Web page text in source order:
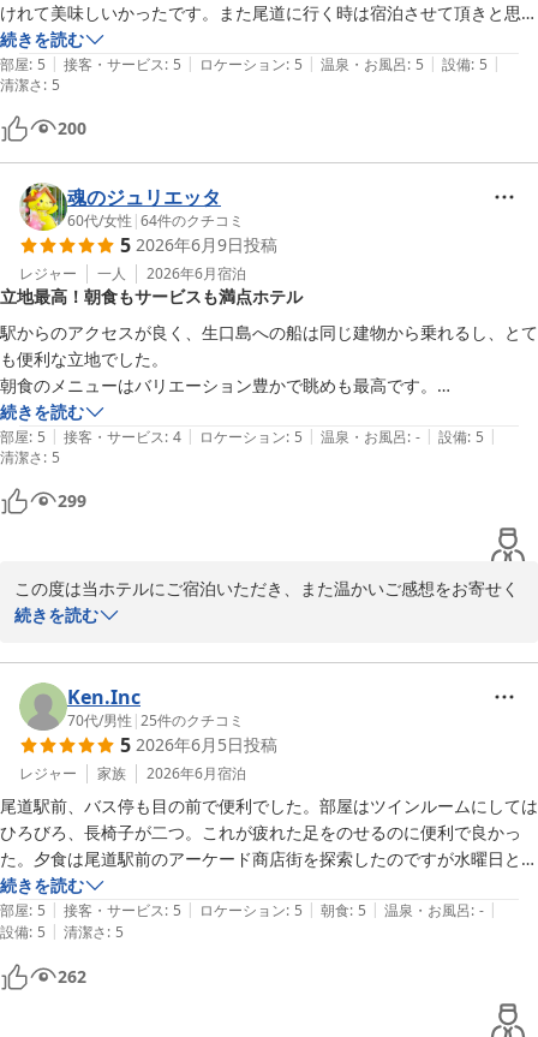
けれて美味しいかったです。また尾道に行く時は宿泊させて頂きと思い
続きを読む
部屋: 5 | 接客・サービス: 5 | ロケーション: 5 | 温泉・お風呂: 5 | 設備: 5 |
清潔さ: 5
200
魂のジュリエッタ
60代/女性 |64件のクチコミ
5 2026年6月9日投稿
レジャー 一人 2026年6月宿泊
立地最高！朝食もサービスも満点ホテル
駅からのアクセスが良く、生口島への船は同じ建物から乗れるし、とて
も便利な立地でした。
朝食のメニューはバリエーション豊かで眺めも最高です。
お部屋出しのゼリーに焼き菓子もありました。
ミネラルウォーター、粉末レモネード、ドリップコーヒー、お茶も部屋
に置いて下さっていて、何だかサービス満点すぎて少し心配になりまし
た。
続きを読む
部屋: 5 | 接客・サービス: 4 | ロケーション: 5 | 温泉・お風呂: - | 設備: 5 |
清潔さ: 5
299
この度は当ホテルにご宿泊いただき、また温かいご感想をお寄せく
ださいまして誠にありがとうございます。
当ホテルの立地につきまして、「最高」とのお言葉を頂戴し、大変
光栄に存じます。駅からのアクセスや、生口島行きの船をご利用い
ただく際の利便性がお客様のご旅行のお役に立てましたことを嬉し
く拝読いたしました。
また、朝食につきましても、メニューの豊富さやレストランからの
眺望をお楽しみいただけたご様子に、スタッフ一同大変励まされて
おります。
お部屋にご用意しておりますゼリーや焼き菓子、ミネラルウォータ
ー、レモネード、コーヒー、お茶などのサービスにもご満足いただ
けたとのこと、何よりでございます。「サービス満点すぎて少し心
配になりました」とのお言葉には、思わず笑みがこぼれました。ご
滞在中、少しでも快適に、そして特別なお時間をお過ごしいただき
続きを読む
Ken.Inc
70代/男性 |25件のクチコミ
5 2026年6月5日投稿
レジャー 家族 2026年6月宿泊
尾道駅前、バス停も目の前で便利でした。部屋はツインルームにしては
ひろびろ、長椅子が二つ。これが疲れた足をのせるのに便利で良かっ
た。夕食は尾道駅前のアーケード商店街を探索したのですが水曜日とい
うこともあって定休日のところが多くホテルの港食堂にしました。エビ
フライと穴子重、女房と食べましたが美味しかったです。食べてからお
店の方が宿泊者は2割引きのサービスがありますと。
部屋のバスルームは足を伸ばしてゆったりできて旅の疲れも流せます。
お土産も割引がありました。朝食のバイキングもこの地域の幸があっ
て、港を眺め眺めながら美味しくいただきました。朝食後はチェックア
続きを読む
部屋: 5 | 接客・サービス: 5 | ロケーション: 5 | 朝食: 5 | 温泉・お風呂: - |
設備: 5 | 清潔さ: 5
262